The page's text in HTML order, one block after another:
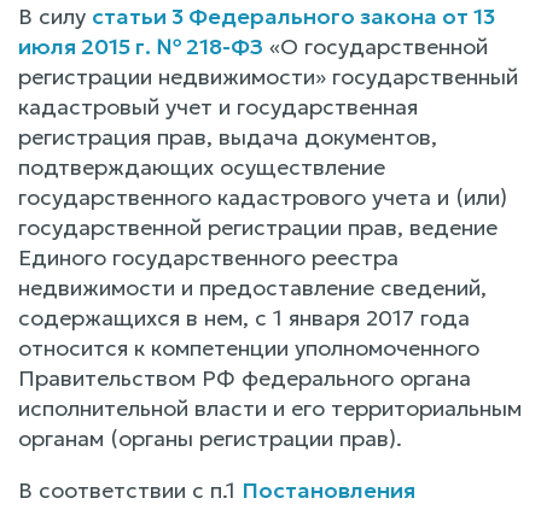
В силу статьи 3 Федерального закона от 13
июля 2015 г. № 218-ФЗ «О государственной
регистрации недвижимости» государственный
кадастровый учет и государственная
регистрация прав, выдача документов,
подтверждающих осуществление
государственного кадастрового учета и (или)
государственной регистрации прав, ведение
Единого государственного реестра
недвижимости и предоставление сведений,
содержащихся в нем, с 1 января 2017 года
относится к компетенции уполномоченного
Правительством РФ федерального органа
исполнительной власти и его территориальным
органам (органы регистрации прав).
В соответствии с п.1 Постановления